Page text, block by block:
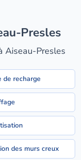
Presles
Aiseau-Presles
de recharge
des murs creux